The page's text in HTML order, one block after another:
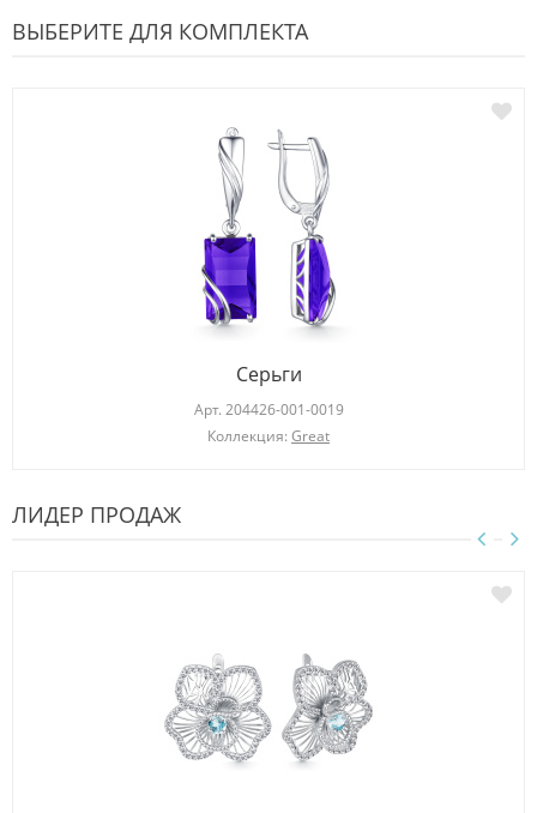
ВЫБЕРИТЕ ДЛЯ КОМПЛЕКТА
Серьги
Арт. 204426-001-0019
Коллекция: Great
ЛИДЕР ПРОДАЖ